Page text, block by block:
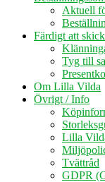
Aktuell
Färdigt att
Tyg till
Om Lilla Vilda
Övrigt / Info
Lilla
Tvättråd
GDPR